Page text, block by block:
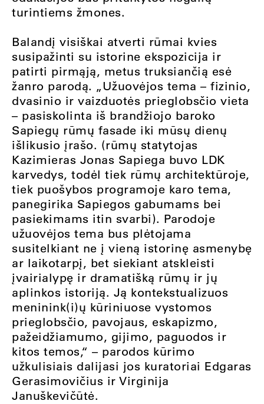
turintiems žmones.
Balandį visiškai atverti rūmai kvies
susipažinti su istorine ekspozicija ir
patirti pirmąją, metus truksiančią esė
žanro parodą. „Užuovėjos tema – fizinio,
dvasinio ir vaizduotės prieglobsčio vieta
– pasiskolinta iš brandžiojo baroko
Sapiegų rūmų fasade iki mūsų dienų
išlikusio įrašo. (rūmų statytojas
Kazimieras Jonas Sapiega buvo LDK
karvedys, todėl tiek rūmų architektūroje,
tiek puošybos programoje karo tema,
panegirika Sapiegos gabumams bei
pasiekimams itin svarbi). Parodoje
užuovėjos tema bus plėtojama
susitelkiant ne į vieną istorinę asmenybę
ar laikotarpį, bet siekiant atskleisti
įvairialypę ir dramatišką rūmų ir jų
aplinkos istoriją. Ją kontekstualizuos
meninink(i)ų kūriniuose vystomos
prieglobsčio, pavojaus, eskapizmo,
pažeidžiamumo, gijimo, paguodos ir
kitos temos,“ – parodos kūrimo
užkulisiais dalijasi jos kuratoriai Edgaras
Gerasimovičius ir Virginija
Januškevičūtė.